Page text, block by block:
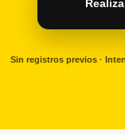
Sin registros previos ·